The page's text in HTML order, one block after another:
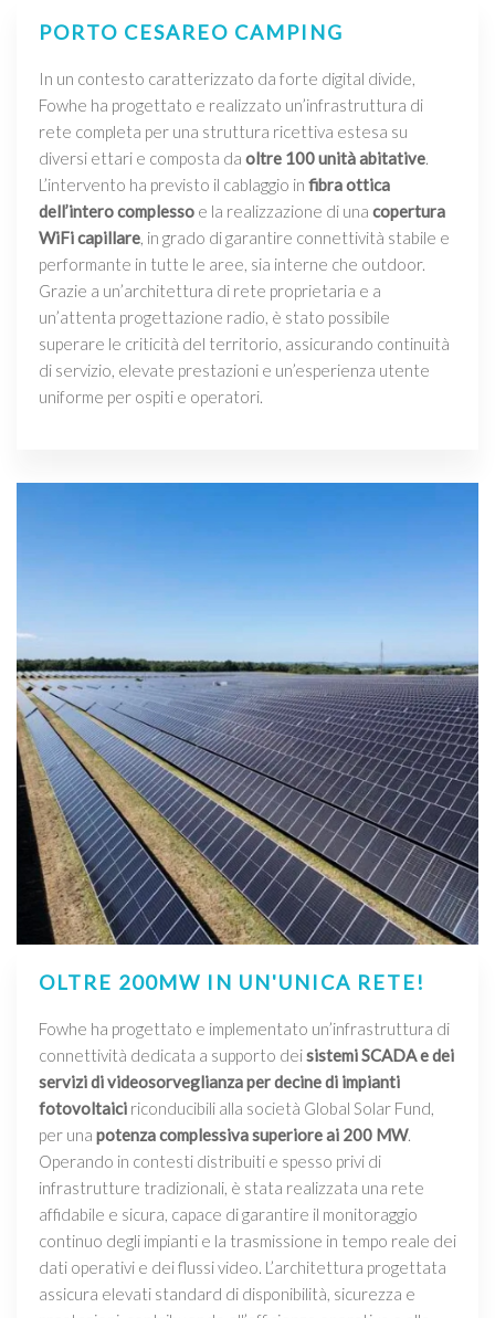
PORTO CESAREO CAMPING
In un contesto caratterizzato da forte digital divide,
Fowhe ha progettato e realizzato un’infrastruttura di
rete completa per una struttura ricettiva estesa su
diversi ettari e composta da oltre 100 unità abitative.
L’intervento ha previsto il cablaggio in fibra ottica
dell’intero complesso e la realizzazione di una copertura
WiFi capillare, in grado di garantire connettività stabile e
performante in tutte le aree, sia interne che outdoor.
Grazie a un’architettura di rete proprietaria e a
un’attenta progettazione radio, è stato possibile
superare le criticità del territorio, assicurando continuità
di servizio, elevate prestazioni e un’esperienza utente
uniforme per ospiti e operatori.
OLTRE 200MW IN UN'UNICA RETE!
Fowhe ha progettato e implementato un’infrastruttura di
connettività dedicata a supporto deisistemi SCADA e dei
servizi di videosorveglianza per decine di impianti
fotovoltaici riconducibili alla società Global Solar Fund,
per una potenza complessiva superiore ai 200 MW.
Operando in contesti distribuiti e spesso privi di
infrastrutture tradizionali, è stata realizzata una rete
affidabile e sicura, capace di garantire il monitoraggio
continuo degli impianti e la trasmissione in tempo reale dei
dati operativi e dei flussi video. L’architettura progettata
assicura elevati standard di disponibilità, sicurezza e